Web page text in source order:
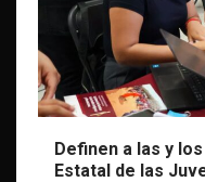
Definen a las y
Estatal de las